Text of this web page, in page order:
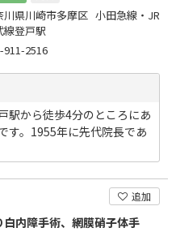
川県川崎市多摩区 小田急線・JR
線登戸駅
911-2516
駅から徒歩4分のところにあ
す。1955年に先代院長であ
追加
白内障手術、網膜硝子体手